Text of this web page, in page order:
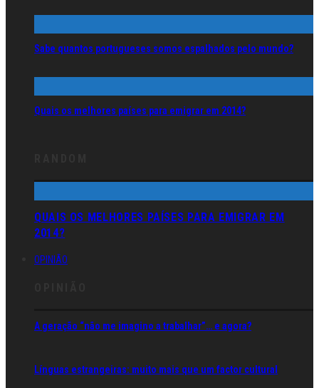
Sabe quantos portugueses somos espalhados pelo mundo?
Quais os melhores países para emigrar em 2014?
QUAIS OS MELHORES PAÍSES PARA EMIGRAR EM
2014?
OPINIÃO
A geração “não me imagino a trabalhar”… e agora?
Línguas estrangeiras: muito mais que um factor cultural